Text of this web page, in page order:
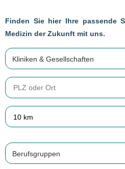
Finden Sie hier Ihre passende
Medizin der Zukunft mit uns.
Kliniken & Gesellschaften
10 km
Berufsgruppen